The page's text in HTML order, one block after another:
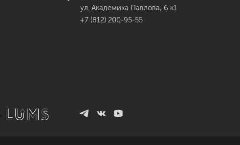
ул. Академика Павлова, 6 к1
+7 (812) 200-95-55